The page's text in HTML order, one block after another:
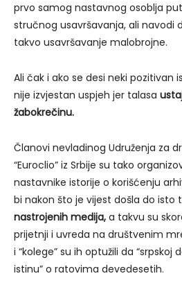
prvo samog nastavnog osoblja
stručnog usavršavanja, ali navodi
takvo usavršavanje malobrojne.
Ali čak i ako se desi neki pozitivan
nije izvjestan uspjeh jer talasa
žabokrečinu.
Članovi nevladinog Udruženja za
“Euroclio” iz Srbije su tako
nastavnike istorije o korišćenju
bi nakon što je vijest došla do isto
nastrojenih medija, a takvu su
prijetnji i uvreda na društvenim
i “kolege” su ih optužili da “srpskoj
istinu” o ratovima devedesetih.